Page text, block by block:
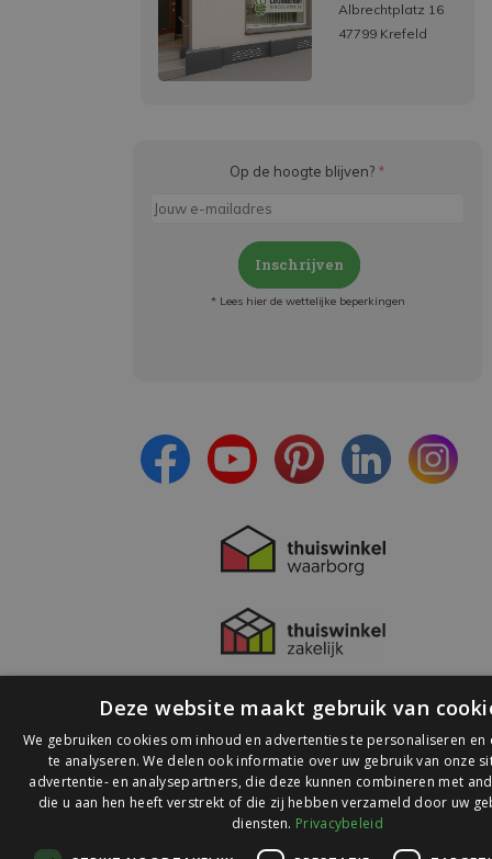
Albrechtplatz 16
47799 Krefeld
Op de hoogte blijven? *
Inschrijven
* Lees hier de wettelijke beperkingen
© 2026 Ledlichtdiscounter.nl
Deze website maakt gebruik van
We gebruiken cookies om inhoud en advertenties te personaliseren en
te analyseren. We delen ook informatie over uw gebruik van onze
advertentie- en analysepartners, die deze kunnen combineren met
die u aan hen heeft verstrekt of die zij hebben verzameld door uw
diensten. Privacybeleid